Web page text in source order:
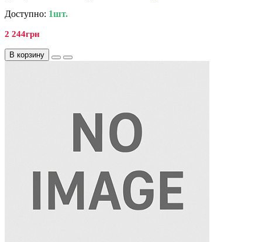
Доступно: 1шт.
2 244грн
В корзину